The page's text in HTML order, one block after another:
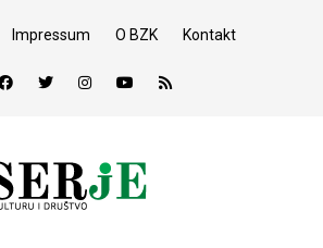
Impressum O BZK Kontakt